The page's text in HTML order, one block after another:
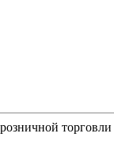
торговли